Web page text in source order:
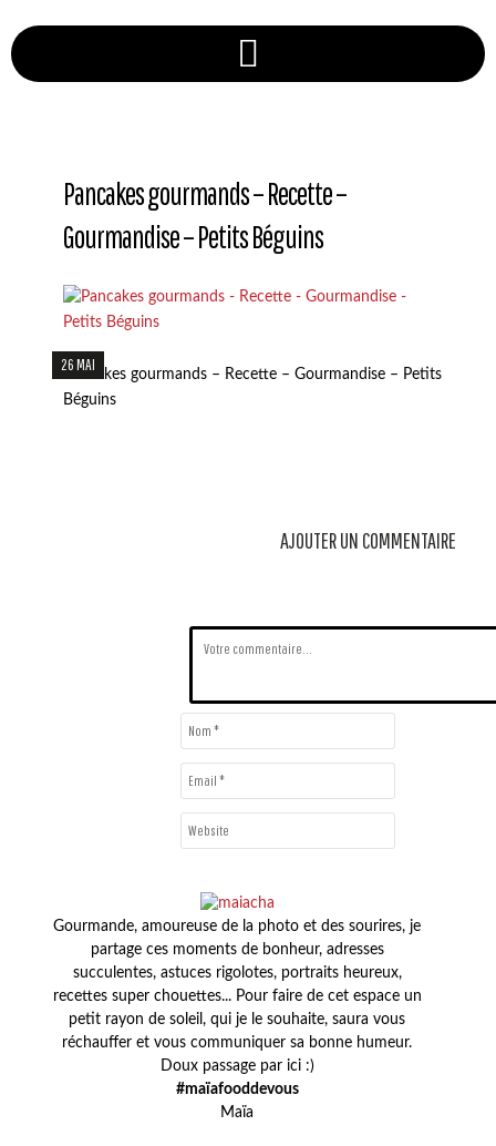
Pancakes gourmands – Recette –
Gourmandise – Petits Béguins
26 MAI
Pancakes gourmands – Recette – Gourmandise – Petits
Béguins
AJOUTER UN COMMENTAIRE
Gourmande, amoureuse de la photo et des sourires, je
partage ces moments de bonheur, adresses
succulentes, astuces rigolotes, portraits heureux,
recettes super chouettes... Pour faire de cet espace un
petit rayon de soleil, qui je le souhaite, saura vous
réchauffer et vous communiquer sa bonne humeur.
Doux passage par ici :)
#maïafooddevous
Maïa